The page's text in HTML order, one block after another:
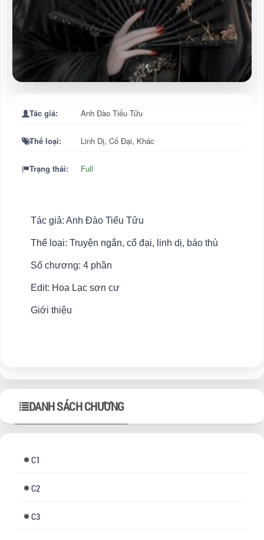
Tác giả: Anh Đào Tiểu Tửu
Thể loại: Linh Dị, Cổ Đại, Khác
Trạng thái: Full
Tác giả: Anh Đào Tiểu Tửu
Thể loại: Truyện ngắn, cổ đại, linh dị, báo thù
Số chương: 4 phần
Edit: Hoa Lạc sơn cư
Giới thiệu
DANH SÁCH CHƯƠNG
1
2
3